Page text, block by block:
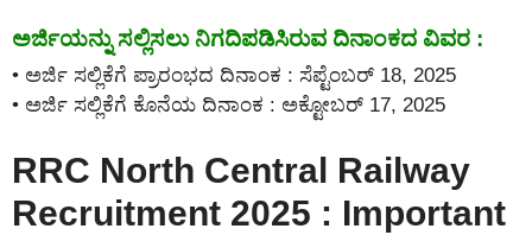
ಅರ್ಜಿಯನ್ನು ಸಲ್ಲಿಸಲು ನಿಗದಿಪಡಿಸಿರುವ ದಿನಾಂಕದ ವಿವರ :
• ಅರ್ಜಿ ಸಲ್ಲಿಕೆಗೆ ಪ್ರಾರಂಭದ ದಿನಾಂಕ : ಸೆಪ್ಟೆಂಬರ್ 18, 2025
• ಅರ್ಜಿ ಸಲ್ಲಿಕೆಗೆ ಕೊನೆಯ ದಿನಾಂಕ : ಅಕ್ಟೋಬರ್ 17, 2025
RRC North Central Railway
Recruitment 2025 : Important